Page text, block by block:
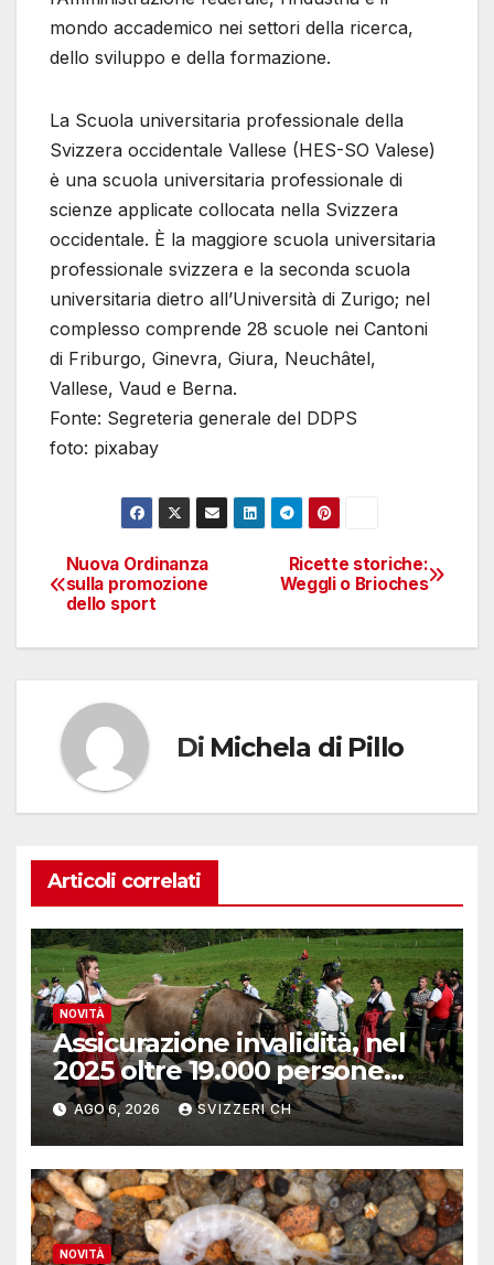
mondo accademico nei settori della ricerca,
dello sviluppo e della formazione.
La Scuola universitaria professionale della
Svizzera occidentale Vallese (HES-SO Valese)
è una scuola universitaria professionale di
scienze applicate collocata nella Svizzera
occidentale. È la maggiore scuola universitaria
professionale svizzera e la seconda scuola
universitaria dietro all’Università di Zurigo; nel
complesso comprende 28 scuole nei Cantoni
di Friburgo, Ginevra, Giura, Neuchâtel,
Vallese, Vaud e Berna.
Fonte: Segreteria generale del DDPS
foto: pixabay
Navigazione
articoli
Ricette storiche:
Weggli o Brioches
Nuova Ordinanza
sulla promozione
dello sport
Di Michela di Pillo
Articoli correlati
NOVITÀ
Assicurazione invalidità, nel
2025 oltre 19.000 persone
reinserite nel mercato del
lavoro
AGO 6, 2026 SVIZZERI CH
NOVITÀ